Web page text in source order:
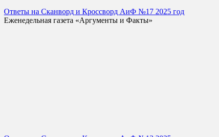
Ответы на Сканворд и Кроссворд АиФ №17 2025 год
Еженедельная газета «Аргументы и Факты»